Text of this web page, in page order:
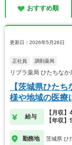
おすすめ順
更新日：2026年5月26日
正社員 調剤薬局
リブラ薬局 ひたちな
【茨城県ひた
様や地域の医療
給与
【月収
【年収
勤務地 茨城県 ひ